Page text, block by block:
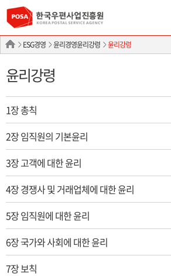
ESG경영 윤리경영윤리강령 윤리강령
윤리강령
1장 총칙
2장 임직원의 기본윤리
3장 고객에 대한 윤리
4장 경쟁사 및 거래업체에 대한 윤리
5장 임직원에 대한 윤리
6장 국가와 사회에 대한 윤리
7장 보칙